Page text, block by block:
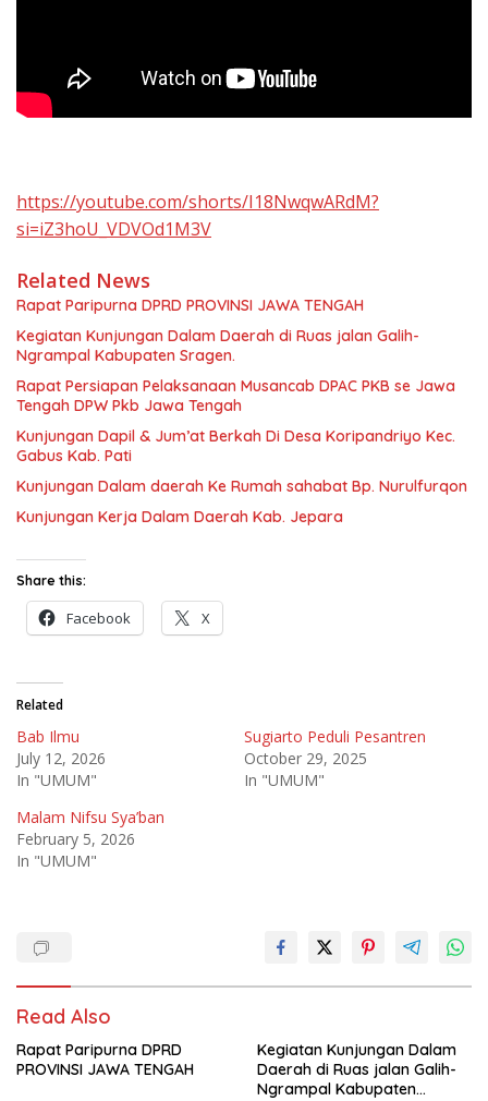
https://youtube.com/shorts/I18NwqwARdM?
si=iZ3hoU_VDVOd1M3V
Related News
Rapat Paripurna DPRD PROVINSI JAWA TENGAH
Kegiatan Kunjungan Dalam Daerah di Ruas jalan Galih-
Ngrampal Kabupaten Sragen.
Rapat Persiapan Pelaksanaan Musancab DPAC PKB se Jawa
Tengah DPW Pkb Jawa Tengah
Kunjungan Dapil & Jum’at Berkah Di Desa Koripandriyo Kec.
Gabus Kab. Pati
Kunjungan Dalam daerah Ke Rumah sahabat Bp. Nurulfurqon
Kunjungan Kerja Dalam Daerah Kab. Jepara
Share this:
Facebook X
Related
Bab Ilmu
July 12, 2026
In "UMUM"
Sugiarto Peduli Pesantren
October 29, 2025
In "UMUM"
Malam Nifsu Sya’ban
February 5, 2026
In "UMUM"
Read Also
Rapat Paripurna DPRD
PROVINSI JAWA TENGAH
Kegiatan Kunjungan Dalam
Daerah di Ruas jalan Galih-
Ngrampal Kabupaten